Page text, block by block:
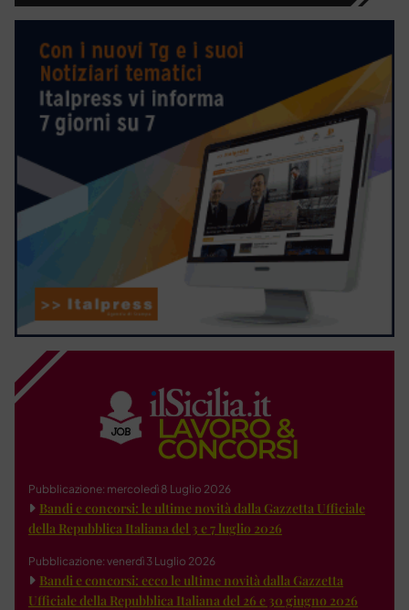
Pubblicazione: mercoledì 8 Luglio 2026
Bandi e concorsi: le ultime novità dalla Gazzetta Ufficiale
della Repubblica Italiana del 3 e 7 luglio 2026
Pubblicazione: venerdì 3 Luglio 2026
Bandi e concorsi: ecco le ultime novità dalla Gazzetta
Ufficiale della Repubblica Italiana del 26 e 30 giugno 2026